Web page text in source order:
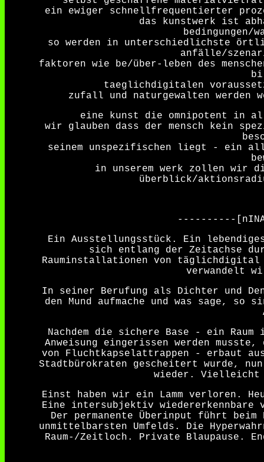
ein ewiger schnellfrequentierter
das kunstwerk ist
bedingungen/
so werden in unterschiedlichste
anfälle/
faktoren wie be/über-leben des
taeglichdigitalen
zufall und naturgewalten werden
eine kunst die omnipotent in
wir glauben dass der mensch kein
seinem unspezifischen liegt - ein
in unserem werk zollen wir
überblick/
----------
Ein Ausstellungsstück. Ein
sich entlang der Zeitachse
Rauminstallationen von täglichdigital
verwandelt
In seiner Berufung als Dichter und
den Mund aufmache und was sage, so
Nachdem die sichere Base - ein
Anweisung eingerissen werden
von Fluchtkapselattrappen - erbaut
Stadtbürokraten gescheitert wurde, nun
wieder. Vielleicht
Einst haben wir ein Lamm verloren.
Eine intersubjektiv
Der permanente Überinput führt beim
unmittelbarsten Umfelds. Die
Raum-/Zeitloch. Private Blaupause.